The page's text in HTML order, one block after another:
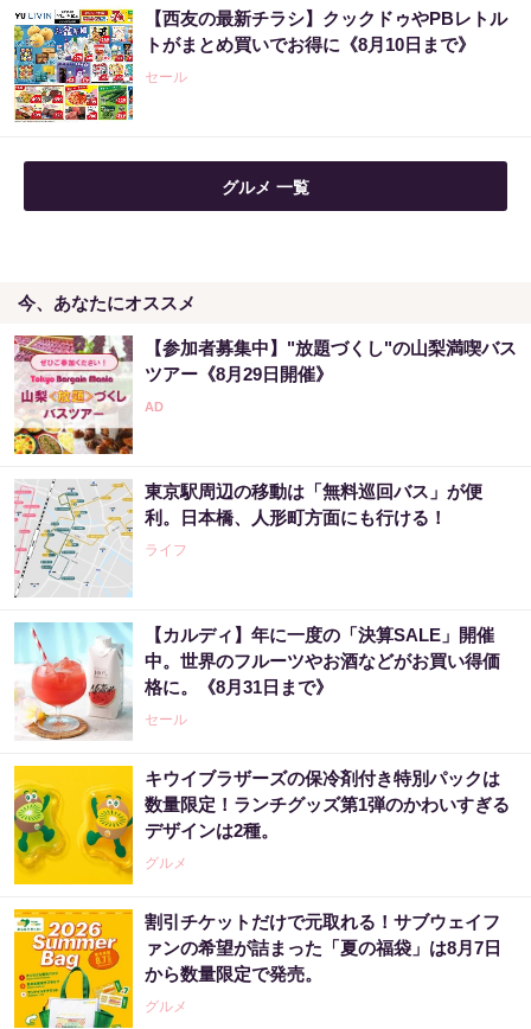
【西友の最新チラシ】クックドゥやPBレトル
トがまとめ買いでお得に《8月10日まで》
セール
グルメ 一覧
今、あなたにオススメ
【参加者募集中】"放題づくし"の山梨満喫バス
ツアー《8月29日開催》
東京駅周辺の移動は「無料巡回バス」が便
利。日本橋、人形町方面にも行ける！
ライフ
【カルディ】年に一度の「決算SALE」開催
中。世界のフルーツやお酒などがお買い得価
格に。《8月31日まで》
セール
キウイブラザーズの保冷剤付き特別パックは
数量限定！ランチグッズ第1弾のかわいすぎる
デザインは2種。
グルメ
割引チケットだけで元取れる！サブウェイフ
ァンの希望が詰まった「夏の福袋」は8月7日
から数量限定で発売。
グルメ